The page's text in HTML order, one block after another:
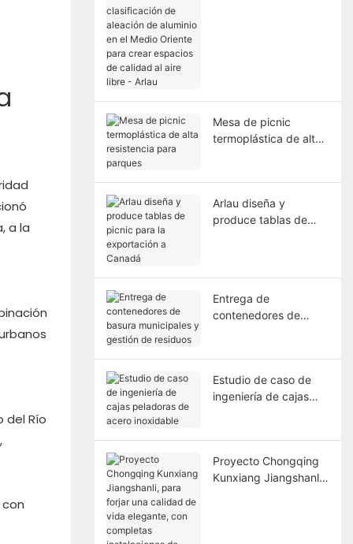
a la
del Río
- Arlau
Mesa de picnic
termoplástica de alta
Arlau diseña y
produce tablas de
Entrega de
contenedores de
Estudio de caso de
ingeniería de cajas
Proyecto Chongqing
Kunxiang Jiangshanli,